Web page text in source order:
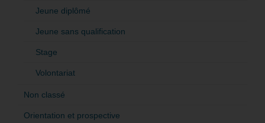
Jeune diplômé
Jeune sans qualification
Stage
Volontariat
Non classé
Orientation et prospective